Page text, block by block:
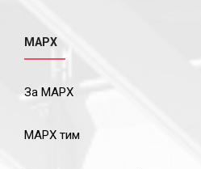
МАРХ
За МАРХ
МАРХ тим